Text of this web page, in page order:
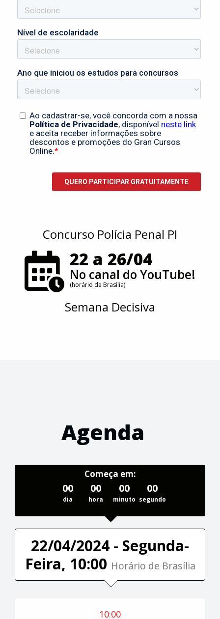
Concurso Polícia Penal PI
22 a 26/04
No canal do YouTube!
(horário de Brasília)
Semana Decisiva
Agenda
Começa em:
00
dia
00
hora
00
minuto
00
segundo
22/04/2024 - Segunda-
Feira, 10:00 Horário de Brasília
10:00